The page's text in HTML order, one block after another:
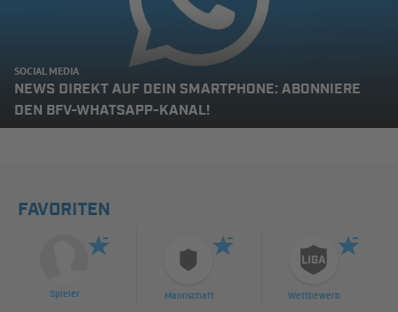
SOCIAL MEDIA
NEWS DIREKT AUF DEIN SMARTPHONE: ABONNIERE
DEN BFV-WHATSAPP-KANAL!
FAVORITEN
Spieler Mannschaft Wettbewerb